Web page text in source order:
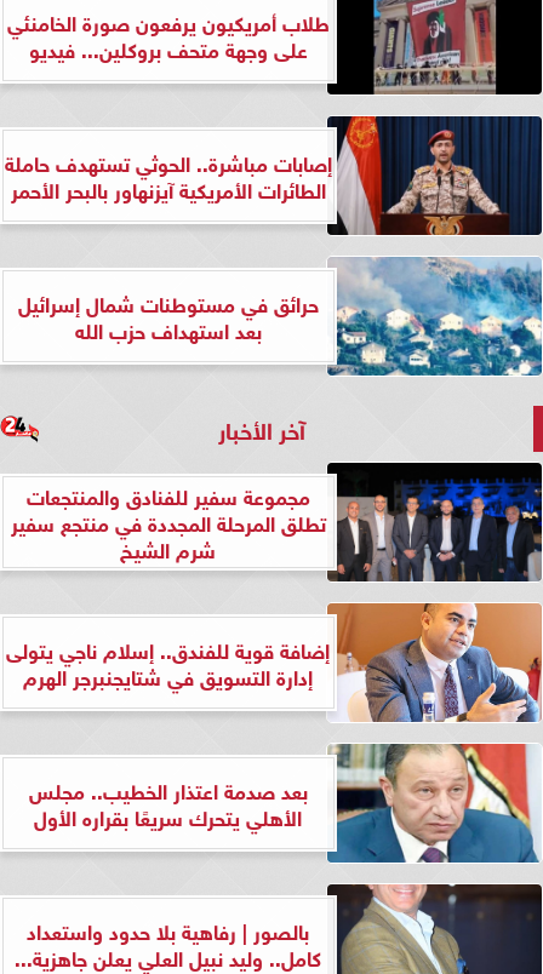
طلاب أمريكيون يرفعون صورة الخامنئي
على وجهة متحف بروكلين... فيديو
إصابات مباشرة.. الحوثي تستهدف حاملة
الطائرات الأمريكية آيزنهاور بالبحر الأحمر
حرائق في مستوطنات شمال إسرائيل
بعد استهداف حزب الله
آخر الأخبار
مجموعة سفير للفنادق والمنتجعات
تطلق المرحلة المجددة في منتجع سفير
شرم الشيخ
إضافة قوية للفندق.. إسلام ناجي يتولى
إدارة التسويق في شتايجنبرجر الهرم
بعد صدمة اعتذار الخطيب.. مجلس
الأهلي يتحرك سريعًا بقراره الأول
بالصور | رفاهية بلا حدود واستعداد
كامل.. وليد نبيل العلي يعلن جاهزية...